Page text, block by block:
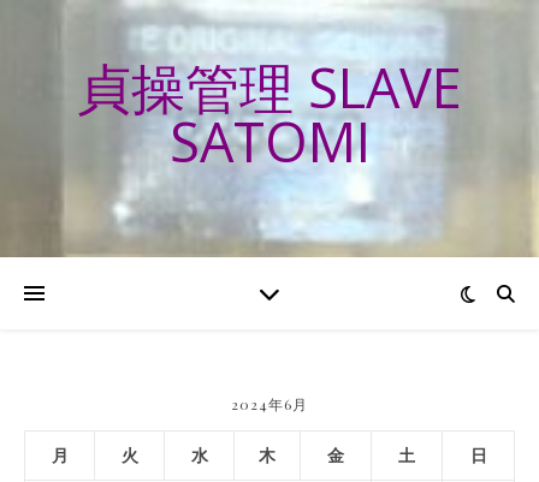
貞操管理 SLAVE
SATOMI
2024年6月
月 火 水 木 金 土 日